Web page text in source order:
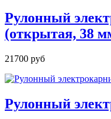
Рулонный
(открытая, 38
21700 руб
Рулонный